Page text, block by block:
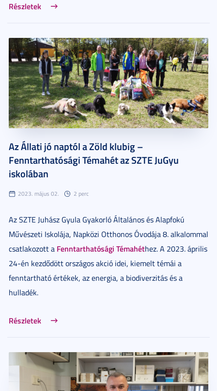
Részletek
Az Állati jó naptól a Zöld klubig –
Fenntarthatósági Témahét az SZTE JuGyu
iskolában
2023. május 02. 2 perc
Az SZTE Juhász Gyula Gyakorló Általános és Alapfokú
Művészeti Iskolája, Napközi Otthonos Óvodája 8. alkalommal
csatlakozott a Fenntarthatósági Témahéthez. A 2023. április
24-én kezdődött országos akció idei, kiemelt témái a
fenntartható értékek, az energia, a biodiverzitás és a
hulladék.
Részletek